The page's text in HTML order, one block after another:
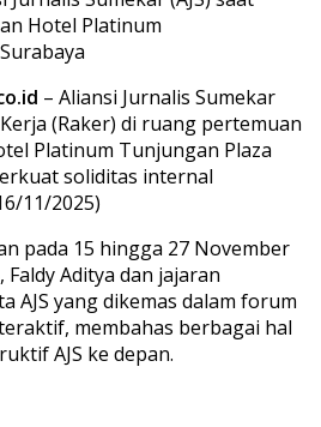
Hotel Platinum
– Aliansi Jurnalis Sumekar
(Raker) di ruang pertemuan
Platinum Tunjungan Plaza
soliditas internal
11/2025)
pada 15 hingga 27 November
Faldy Aditya dan jajaran
AJS yang dikemas dalam forum
membahas berbagai hal
AJS ke depan.